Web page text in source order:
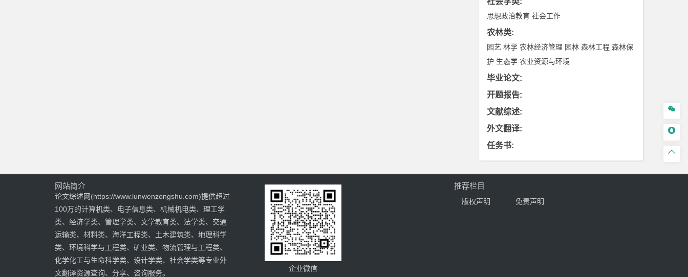
思想政治教育 社会工作
农林类:
园艺 林学 农林经济管理 园林 森林工程 森林保
护 生态学 农业资源与环境
毕业论文:
开题报告:
文献综述:
外文翻译:
任务书:



网站简介
论文综述网(https://www.lunwenzongshu.com)提供超过
100万的计算机类、电子信息类、机械机电类、理工学
类、经济学类、管理学类、文学教育类、法学类、交通
运输类、材料类、海洋工程类、土木建筑类、地理科学
类、环境科学与工程类、矿业类、物流管理与工程类、
化学化工与生命科学类、设计学类、社会学类等专业外
文翻译资源查询、分享、咨询服务。
企业微信
推荐栏目
版权声明 免责声明